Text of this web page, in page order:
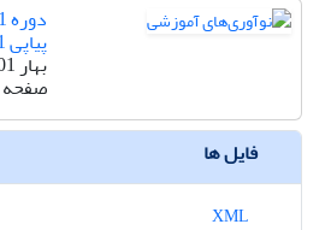
پیاپی 81
بهار 1401
صفحه
فایل ها